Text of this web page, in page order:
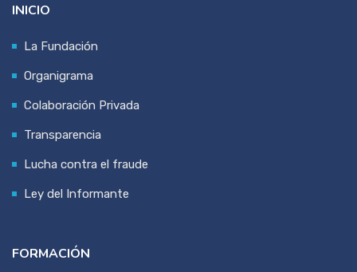
INICIO
La Fundación
Organigrama
Colaboración Privada
Transparencia
Lucha contra el fraude
Ley del Informante
FORMACIÓN